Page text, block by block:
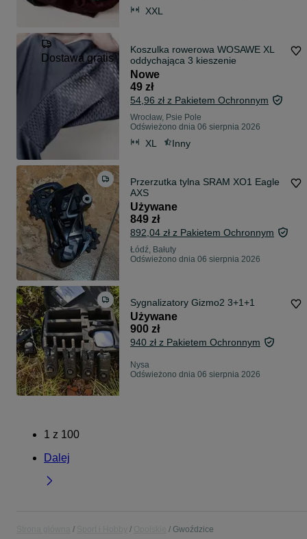
XXL
Dostawa gratis
Koszulka rowerowa WOSAWE XL
oddychająca 3 kieszenie
Nowe
49 zł
54,96 zł z Pakietem Ochronnym
Wrocław, Psie Pole
Odświeżono dnia 06 sierpnia 2026
XL Inny
Przerzutka tylna SRAM XO1 Eagle
AXS
Używane
849 zł
892,04 zł z Pakietem Ochronnym
Łódź, Bałuty
Odświeżono dnia 06 sierpnia 2026
Sygnalizatory Gizmo2 3+1+1
Używane
900 zł
940 zł z Pakietem Ochronnym
Nysa
Odświeżono dnia 06 sierpnia 2026
1 z 100
Dalej
Gwoździce